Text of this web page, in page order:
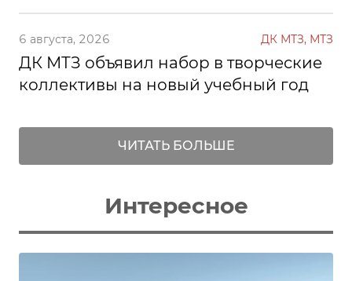
6 августа, 2026 ДК МТЗ, МТЗ
ДК МТЗ объявил набор в творческие
коллективы на новый учебный год
ЧИТАТЬ БОЛЬШЕ
Интересное